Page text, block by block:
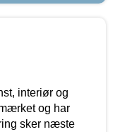
interiør og
og har
sker næste